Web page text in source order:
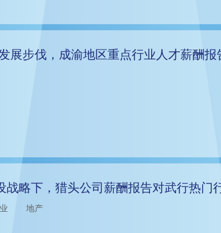
展步伐，成渝地区重点行业人才薪酬报
战略下，猎头公司薪酬报告对武行热门
地产